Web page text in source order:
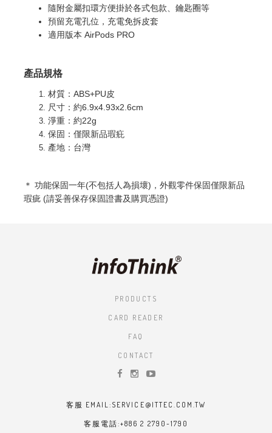
隨附金屬扣環方便掛於各式包款、鑰匙圈等
預留充電孔位，充電免拆皮套
適用版本 AirPods PRO
產品規格
材質：ABS+PU皮
尺寸：約6.9x4.93x2.6cm
淨重：約22g
保固：僅限新品瑕疪
產地：台灣
＊ 功能保固一年(不包括人為損壞)，外觀零件保固僅限新品
瑕疵 (請妥善保存保固證書及購買憑證)
PRODUCTS
CARD READER
FAQ
CONTACT
客服 EMAIL:SERVICE@ITTEC.COM.TW
客服電話:+886 2 2790-1790